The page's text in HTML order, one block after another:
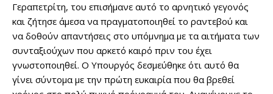
Γεραπετρίτη, του επισήμανε αυτό το αρνητικό γεγονός
και ζήτησε άμεσα να πραγματοποιηθεί το ραντεβού και
να δοθούν απαντήσεις στο υπόμνημα με τα αιτήματα των
συνταξιούχων που αρκετό καιρό πριν του έχει
γνωστοποιηθεί. Ο Υπουργός δεσμεύθηκε ότι αυτό θα
γίνει σύντομα με την πρώτη ευκαιρία που θα βρεθεί